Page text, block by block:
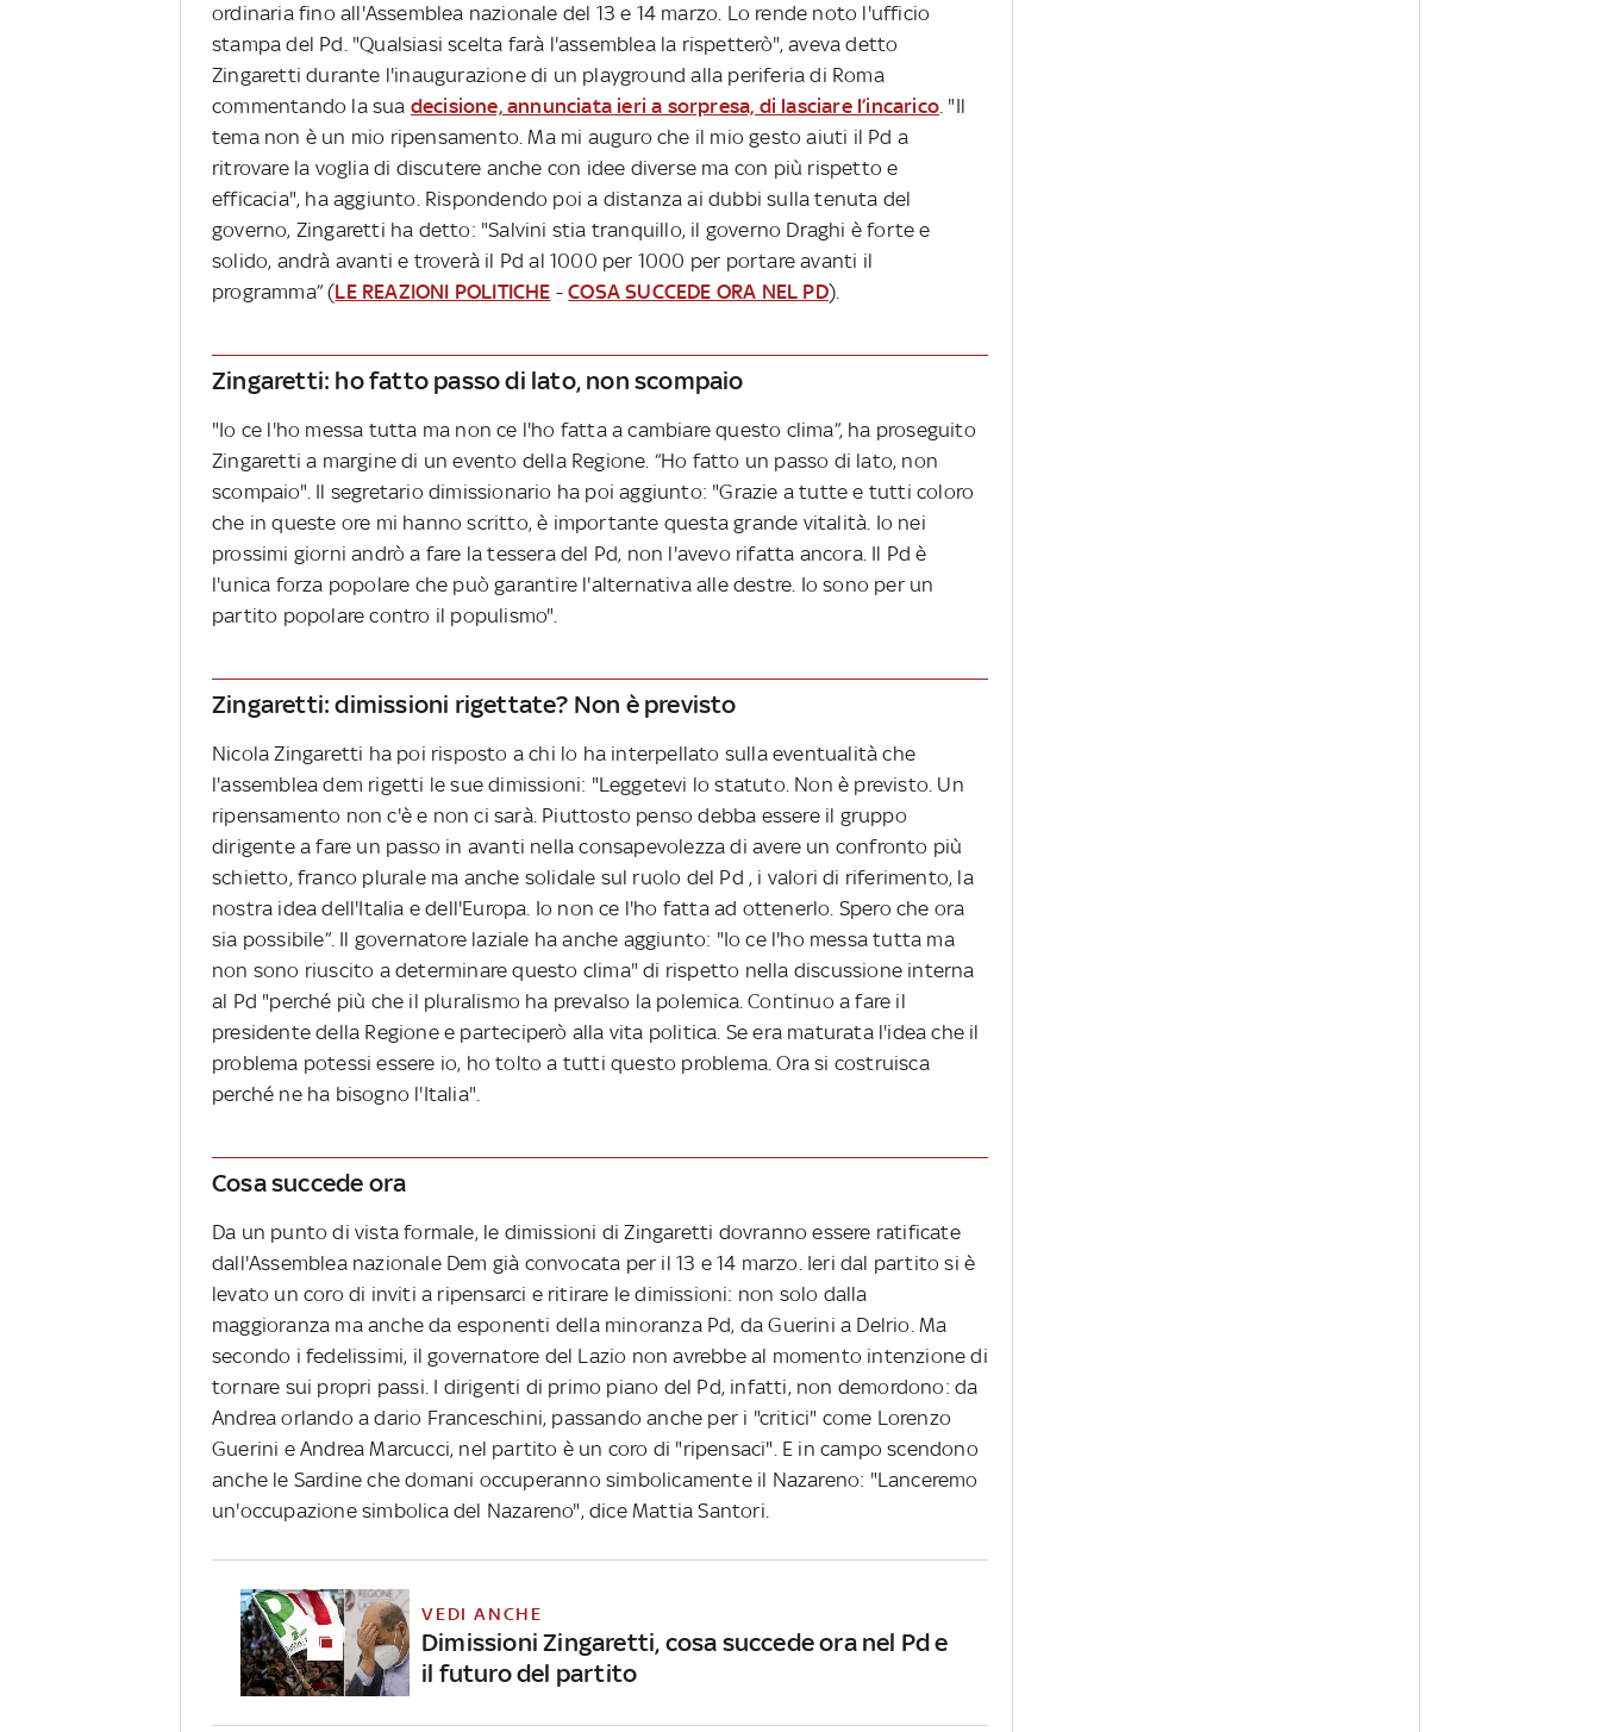
ordinaria fino all'Assemblea nazionale del 13 e 14 marzo. Lo rende noto l'ufficio
stampa del Pd. "Qualsiasi scelta farà l'assemblea la rispetterò", aveva detto
Zingaretti durante l'inaugurazione di un playground alla periferia di Roma
commentando la sua decisione, annunciata ieri a sorpresa, di lasciare l’incarico. "Il
tema non è un mio ripensamento. Ma mi auguro che il mio gesto aiuti il Pd a
ritrovare la voglia di discutere anche con idee diverse ma con più rispetto e
efficacia", ha aggiunto. Rispondendo poi a distanza ai dubbi sulla tenuta del
governo, Zingaretti ha detto: "Salvini stia tranquillo, il governo Draghi è forte e
solido, andrà avanti e troverà il Pd al 1000 per 1000 per portare avanti il
programma” (LE REAZIONI POLITICHE -COSA SUCCEDE ORA NEL PD).
Zingaretti: ho fatto passo di lato, non scompaio
"Io ce l'ho messa tutta ma non ce l'ho fatta a cambiare questo clima”, ha proseguito
Zingaretti a margine di un evento della Regione. “Ho fatto un passo di lato, non
scompaio". Il segretario dimissionario ha poi aggiunto: "Grazie a tutte e tutti coloro
che in queste ore mi hanno scritto, è importante questa grande vitalità. Io nei
prossimi giorni andrò a fare la tessera del Pd, non l'avevo rifatta ancora. Il Pd è
l'unica forza popolare che può garantire l'alternativa alle destre. Io sono per un
partito popolare contro il populismo".
Zingaretti: dimissioni rigettate? Non è previsto
Nicola Zingaretti ha poi risposto a chi lo ha interpellato sulla eventualità che
l'assemblea dem rigetti le sue dimissioni: "Leggetevi lo statuto. Non è previsto. Un
ripensamento non c'è e non ci sarà. Piuttosto penso debba essere il gruppo
dirigente a fare un passo in avanti nella consapevolezza di avere un confronto più
schietto, franco plurale ma anche solidale sul ruolo del Pd , i valori di riferimento, la
nostra idea dell'Italia e dell'Europa. Io non ce l'ho fatta ad ottenerlo. Spero che ora
sia possibile”. Il governatore laziale ha anche aggiunto: "Io ce l'ho messa tutta ma
non sono riuscito a determinare questo clima" di rispetto nella discussione interna
al Pd "perché più che il pluralismo ha prevalso la polemica. Continuo a fare il
presidente della Regione e parteciperò alla vita politica. Se era maturata l'idea che il
problema potessi essere io, ho tolto a tutti questo problema. Ora si costruisca
perché ne ha bisogno l'Italia".
Cosa succede ora
Da un punto di vista formale, le dimissioni di Zingaretti dovranno essere ratificate
dall'Assemblea nazionale Dem già convocata per il 13 e 14 marzo. Ieri dal partito si è
levato un coro di inviti a ripensarci e ritirare le dimissioni: non solo dalla
maggioranza ma anche da esponenti della minoranza Pd, da Guerini a Delrio. Ma
secondo i fedelissimi, il governatore del Lazio non avrebbe al momento intenzione di
tornare sui propri passi. I dirigenti di primo piano del Pd, infatti, non demordono: da
Andrea orlando a dario Franceschini, passando anche per i "critici" come Lorenzo
Guerini e Andrea Marcucci, nel partito è un coro di "ripensaci". E in campo scendono
anche le Sardine che domani occuperanno simbolicamente il Nazareno: "Lanceremo
un'occupazione simbolica del Nazareno", dice Mattia Santori.
VEDI ANCHE
Dimissioni Zingaretti, cosa succede ora nel Pd e
il futuro del partito